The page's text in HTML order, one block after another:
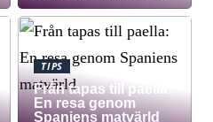
TIPS
Från tapas till paella:
En resa genom
Spaniens matvärld